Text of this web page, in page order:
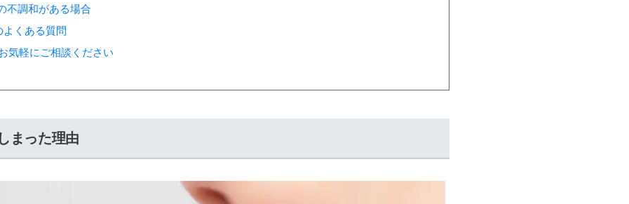
不調和がある場合
くある質問
気軽にご相談ください
まった理由